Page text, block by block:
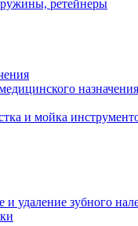
ретейнеры
назначения
и мойка
удаление зубного